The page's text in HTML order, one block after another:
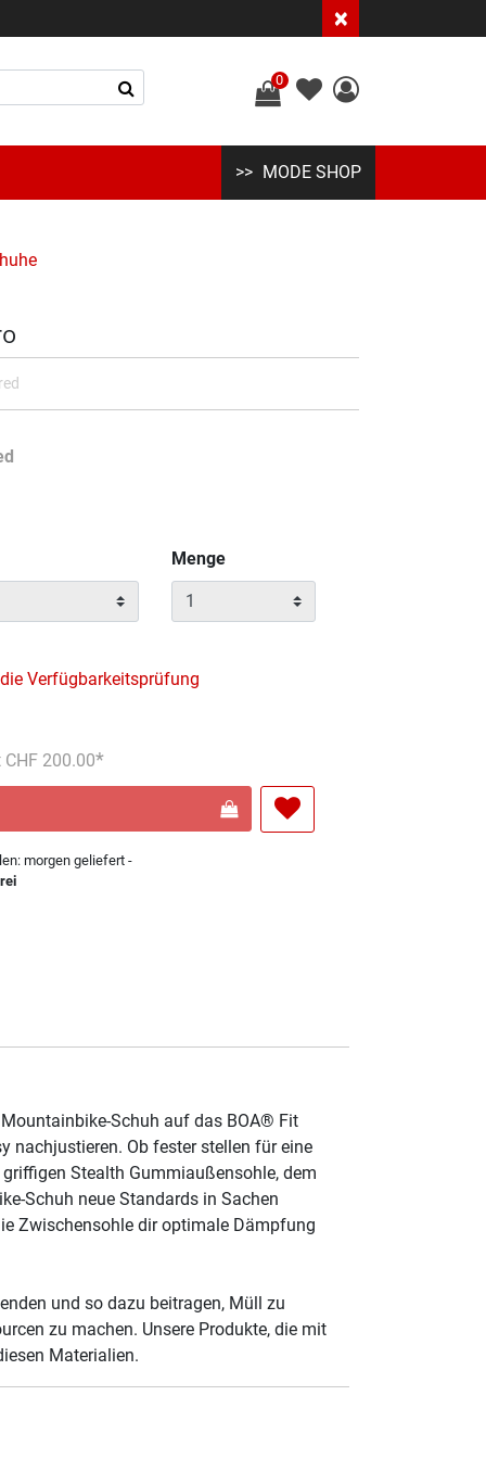
×
0
MODE SHOP
Menge
Verfügbarkeitsprüfung
reduziert von
CHF 200.00
An
morgen geliefert -
Schuh auf das BOA® Fit
nachjustieren. Ob fester stellen für eine
Stealth Gummiaußensohle, dem
Schuh neue Standards in Sachen
Zwischensohle dir optimale Dämpfung
und so dazu beitragen, Müll zu
zu machen. Unsere Produkte, die mit
Materialien.